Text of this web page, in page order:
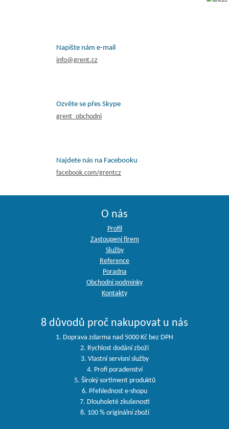
Napište nám e-mail
info@grent.cz
Ozvěte se přes Skype
grent_obchodni
Najdete nás na Facebooku
facebook.com/grentcz
O nás
Profil
Zastoupení firem
Služby
Reference
Poradna
Obchodní podmínky
Kontakty
8 důvodů proč nakupovat u nás
1. Doprava zdarma nad 5000 Kč bez DPH
2. Rychlost dodání zboží
3. Vlastní servisní služby
4. Profi poradenství
5. Široký sortiment produktů
6. Přehlednost e-shopu
7. Dlouholeté zkušenosti
8. 100 % originální zboží